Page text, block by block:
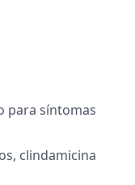
para síntomas
clindamicina